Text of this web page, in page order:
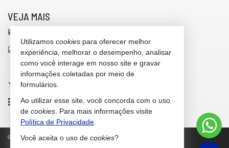
VEJA MAIS
indicadores financeiros
cadastre seu imóvel
imóveis favoritos
mapa de imóveis
© 2026 CRECI/SC 42.646-F Política de Privacidade
Utilizamos cookies para oferecer melhor
experiência, melhorar o desempenho, analisar
como você interage em nosso site e gravar
informações coletadas por meio de
formulários.
Ao utilizar esse site, você concorda com o uso
de cookies . Para mais informações visite
Política de Privacidade
Você aceita o uso de cookies?